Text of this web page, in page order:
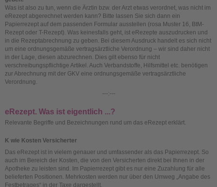
Was ist also zu tun, wenn die Ärztin bzw. der Arzt etwas verordnet, was nicht im
eRezept abgerechnet werden kann? Bitte lassen Sie sich dann ein
Papierrezept auf dem passenden Formular ausstellen (rosa Muster 16, BtM-
Rezept oder T-Rezept). Was keinesfalls geht, ist eRezepte auszudrucken und
in die Rezeptabrechnung zu geben. Bei diesem Ausdruck handelt es sich nicht
um eine ordnungsgemäße vertragsärztliche Verordnung – wir sind daher nicht
in der Lage, diesen abzurechnen. Dies gilt ebenso für nicht
verschreibungspflichtige Artikel. Auch Verbandstoffe, Hilfsmittel etc. benötigen
zur Abrechnung mit der GKV eine ordnungsgemäße vertragsärztliche
Verordnung.
---:---
eRezept. Was ist eigentlich ...?
Relevante Begriffe und Bezeichnungen rund um das eRezept erklärt.
K wie Kosten Versicherter
Das eRezept ist in vielem genauer und umfassender als das Papierrezept. So
auch im Bereich der Kosten, die von den Versicherten direkt bei Ihnen in der
Apotheke zu leisten sind. Im Papierrezept gibt es nur eine Zuzahlung für alle
belieferten Positionen. Mehrkosten werden nur über den Umweg „Angabe des
Festbetrages“ in der Taxe dargestellt.